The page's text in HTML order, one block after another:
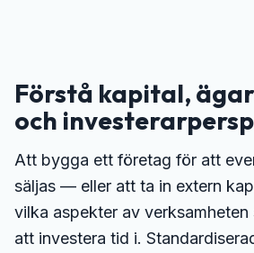
Förstå kapital,
och
Att bygga ett företag för att
säljas — eller att ta in extern
vilka aspekter av verksamheten
att investera tid i.